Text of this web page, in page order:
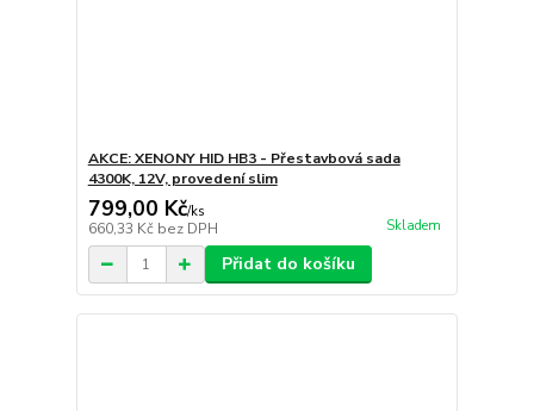
AKCE: XENONY HID HB3 - Přestavbová sada
4300K, 12V, provedení slim
799,00 Kč/ks
660,33 Kč bez DPH Skladem
Přidat do košíku